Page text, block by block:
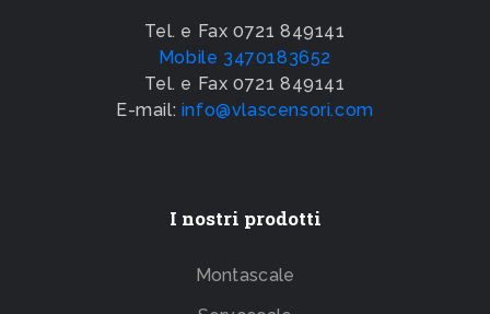
Tel. e Fax 0721 849141
Mobile 3470183652
Tel. e Fax 0721 849141
E-mail: info@vlascensori.com
I nostri prodotti
Montascale